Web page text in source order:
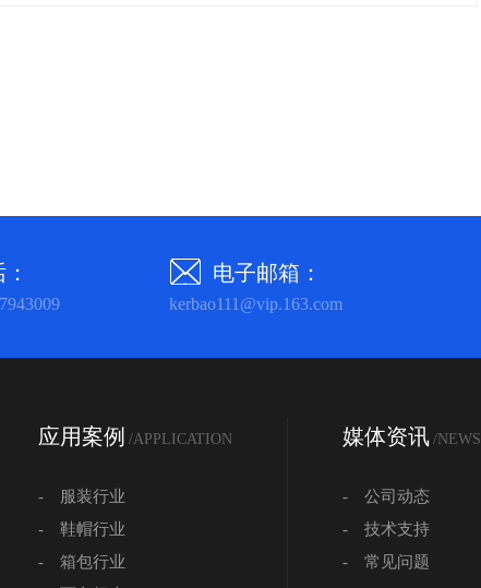
电子邮箱：
kerbao111@vip.163.com
应用案例 /APPLICATION
- 服装行业
- 鞋帽行业
- 箱包行业
媒体资讯 /NEWS
- 公司动态
- 技术支持
- 常见问题